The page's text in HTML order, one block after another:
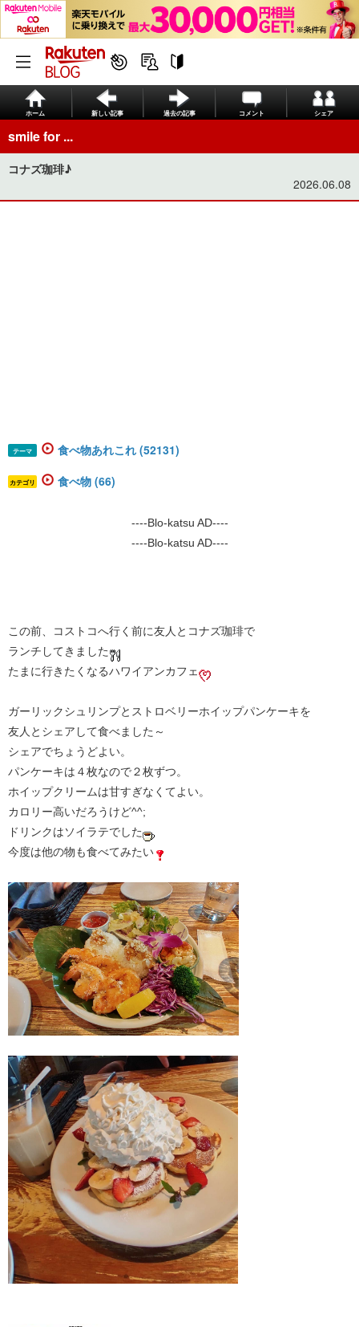
ホーム 新しい記事 過去の記事 コメント シェア
smile for ...
コナズ珈琲♪
2026.06.08
テーマ 食べ物あれこれ (52131)
カテゴリ 食べ物 (66)
----Blo-katsu AD----
----Blo-katsu AD----
この前、コストコへ行く前に友人とコナズ珈琲で
ランチしてきました
たまに行きたくなるハワイアンカフェ
ガーリックシュリンプとストロベリーホイップパンケーキを
友人とシェアして食べました～
シェアでちょうどよい。
パンケーキは４枚なので２枚ずつ。
ホイップクリームは甘すぎなくてよい。
カロリー高いだろうけど^^;
ドリンクはソイラテでした
今度は他の物も食べてみたい